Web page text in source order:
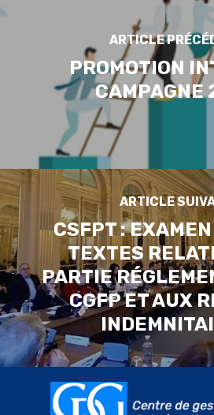
ARTICLE
PROMOTION
CAMPAGNE
ARTICLE
CSFPT :
TEXTES
PARTIE
CGFP ET AUX